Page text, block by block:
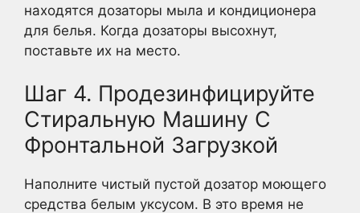
находятся дозаторы мыла и кондиционера
для белья. Когда дозаторы высохнут,
поставьте их на место.
Шаг 4. Продезинфицируйте
Стиральную Машину С
Фронтальной Загрузкой
Наполните чистый пустой дозатор моющего
средства белым уксусом. В это время не